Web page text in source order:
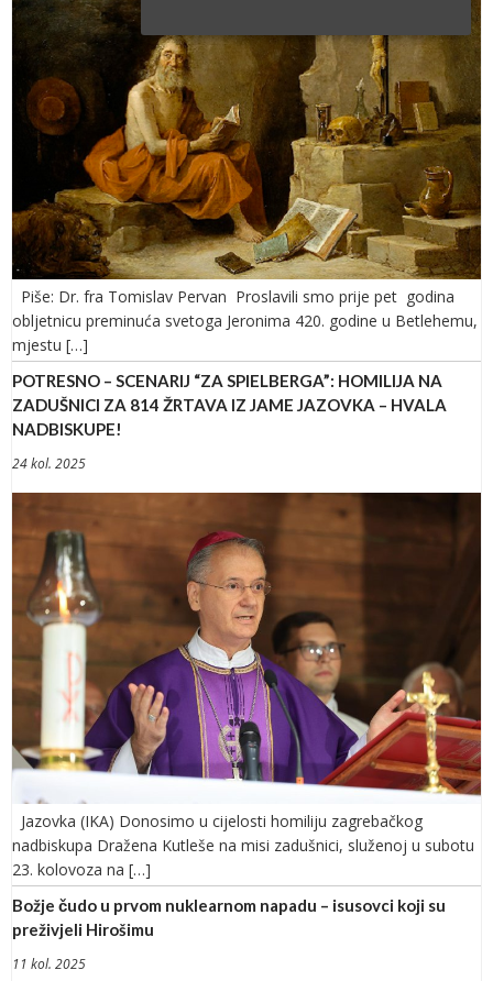
Piše: Dr. fra Tomislav Pervan Proslavili smo prije pet godina
obljetnicu preminuća svetoga Jeronima 420. godine u Betlehemu,
mjestu […]
POTRESNO – SCENARIJ “ZA SPIELBERGA”: HOMILIJA NA
ZADUŠNICI ZA 814 ŽRTAVA IZ JAME JAZOVKA – HVALA
NADBISKUPE!
24 kol. 2025
Jazovka (IKA) Donosimo u cijelosti homiliju zagrebačkog
nadbiskupa Dražena Kutleše na misi zadušnici, služenoj u subotu
23. kolovoza na […]
Božje čudo u prvom nuklearnom napadu – isusovci koji su
preživjeli Hirošimu
11 kol. 2025